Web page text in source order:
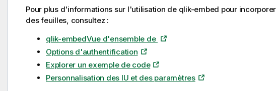
Pour plus d'informations sur l'utilisation de qlik-embed pour
des feuilles, consultez :
qlik-embedVue d'ensemble de
Options d'authentification
Explorer un exemple de code
Personnalisation des IU et des paramètres